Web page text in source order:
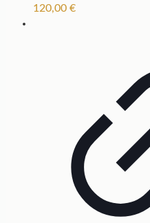
120,00 €